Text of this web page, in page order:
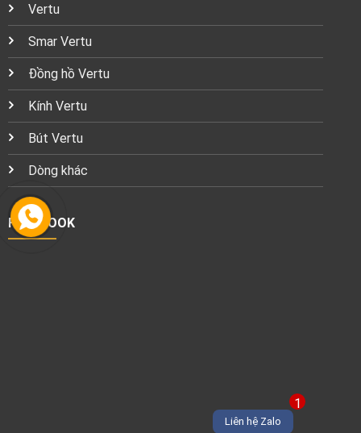
Vertu
Smar Vertu
Đồng hồ Vertu
Kính Vertu
Bút Vertu
Dòng khác
FACEBOOK
1
Liên hệ Zalo